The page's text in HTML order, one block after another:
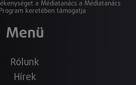
a Médiatanács a Médiatanács
Program keretében támogatja
Menü
Rólunk
Hírek